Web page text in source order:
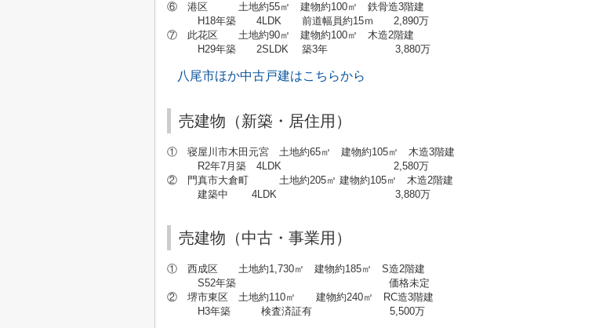
⑥ 港区 土地約55㎡ 建物約100㎡ 鉄骨造3階建
H18年築 4LDK 前道幅員約15ｍ 2,890万
⑦ 此花区 土地約90㎡ 建物約100㎡ 木造2階建
H29年築 2SLDK 築3年 3,880万
八尾市ほか中古戸建はこちらから
売建物（新築・居住用）
① 寝屋川市木田元宮 土地約65㎡ 建物約105㎡ 木造3階建
R2年7月築 4LDK 2,580万
② 門真市大倉町 土地約205㎡ 建物約105㎡ 木造2階建
建築中 4LDK 3,880万
売建物（中古・事業用）
① 西成区 土地約1,730㎡ 建物約185㎡ S造2階建
S52年築 価格未定
② 堺市東区 土地約110㎡ 建物約240㎡ RC造3階建
H3年築 検査済証有 5,500万